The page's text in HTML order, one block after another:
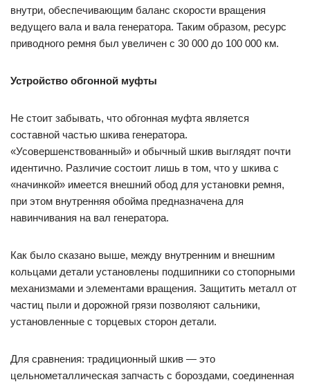
внутри, обеспечивающим баланс скорости вращения
ведущего вала и вала генератора. Таким образом, ресурс
приводного ремня был увеличен с 30 000 до 100 000 км.
Устройство обгонной муфты
Не стоит забывать, что обгонная муфта является
составной частью шкива генератора.
«Усовершенствованный» и обычный шкив выглядят почти
идентично. Различие состоит лишь в том, что у шкива с
«начинкой» имеется внешний обод для установки ремня,
при этом внутренняя обойма предназначена для
навинчивания на вал генератора.
Как было сказано выше, между внутренним и внешним
кольцами детали установлены подшипники со стопорными
механизмами и элементами вращения. Защитить металл от
частиц пыли и дорожной грязи позволяют сальники,
установленные с торцевых сторон детали.
Для сравнения: традиционный шкив — это
цельнометаллическая запчасть с бороздами, соединенная